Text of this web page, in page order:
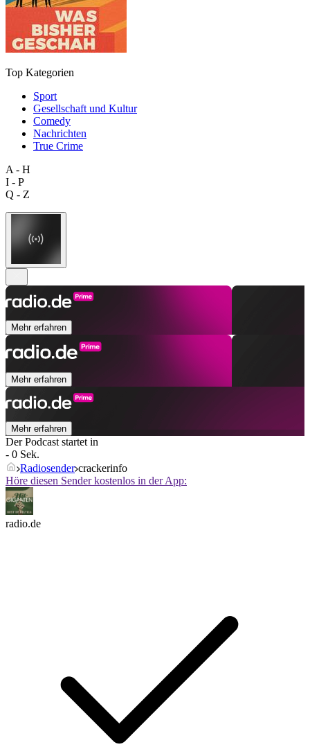
Top Kategorien
Sport
Gesellschaft und Kultur
Comedy
Nachrichten
True Crime
A - H
I - P
Q - Z
Mehr erfahren
Mehr erfahren
Mehr erfahren
Der Podcast startet in
- 0 Sek.
Radiosender crackerinfo
Höre diesen Sender kostenlos in der App:
radio.de